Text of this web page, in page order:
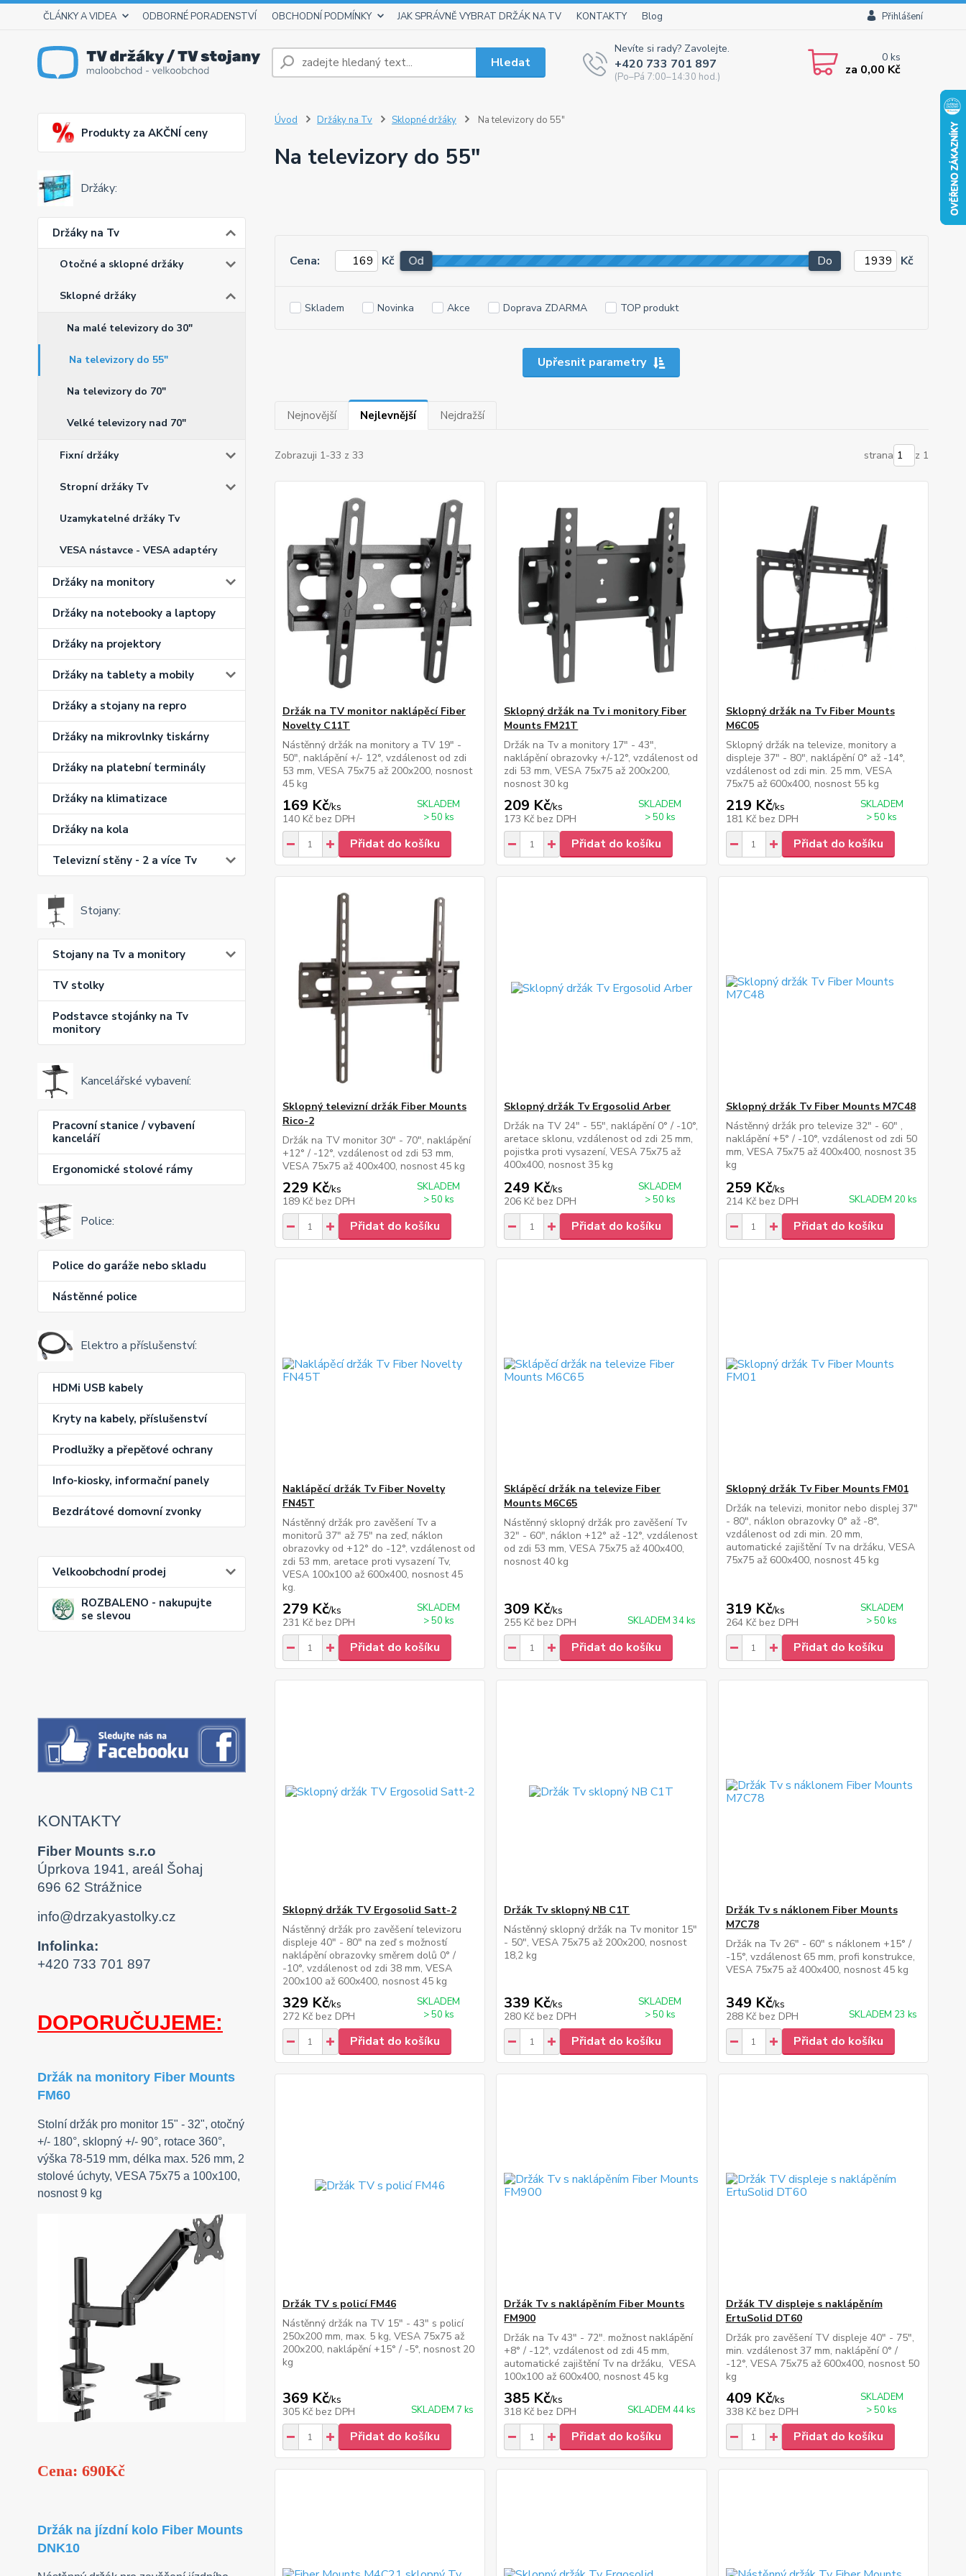
ČLÁNKY A VIDEA ODBORNÉ PORADENSTVÍ OBCHODNÍ PODMÍNKY JAK SPRÁVNĚ VYBRAT DRŽÁK NA TV KONTAKTY Blog Přihlášení
Hledat
Nevíte si rady? Zavolejte.
+420 733 701 897
(Po–Pá 7:00–14:30 hod.)
0ks
za 0,00 Kč
Produkty za AKČNÍ ceny
Držáky:
Držáky na Tv
Otočné a sklopné držáky
Sklopné držáky
Na malé televizory do 30"
Na televizory do 55"
Na televizory do 70"
Velké televizory nad 70"
Fixní držáky
Stropní držáky Tv
Uzamykatelné držáky Tv
VESA nástavce - VESA adaptéry
Držáky na monitory
Držáky na notebooky a laptopy
Držáky na projektory
Držáky na tablety a mobily
Držáky a stojany na repro
Držáky na mikrovlnky tiskárny
Držáky na platební terminály
Držáky na klimatizace
Držáky na kola
Televizní stěny - 2 a více Tv
Stojany:
Stojany na Tv a monitory
TV stolky
Podstavce stojánky na Tv
monitory
Kancelářské vybavení:
Pracovní stanice / vybavení
kanceláří
Ergonomické stolové rámy
Police:
Police do garáže nebo skladu
Nástěnné police
Elektro a příslušenství:
HDMi USB kabely
Kryty na kabely, příslušenství
Prodlužky a přepěťové ochrany
Info-kiosky, informační panely
Bezdrátové domovní zvonky
Velkoobchodní prodej
ROZBALENO - nakupujte
se slevou
KONTAKTY
Fiber Mounts s.r.o
Úprkova 1941, areál Šohaj
696 62 Strážnice
info@drzakyastolky.cz
Infolinka:
+420 733 701 897
DOPORUČUJEME:
Držák na monitory Fiber Mounts
FM60
Stolní držák pro monitor 15" - 32", otočný
+/- 180°, sklopný +/- 90°, rotace 360°,
výška 78-519 mm, délka max. 526 mm, 2
stolové úchyty, VESA 75x75 a 100x100,
nosnost 9 kg
Cena: 690Kč
Držák na jízdní kolo Fiber Mounts
DNK10
Úvod Držáky na Tv Sklopné držáky Na televizory do 55"
Na televizory do 55"
Upřesnit parametry
Cena: Kč Od Do Kč
Skladem Novinka Akce Doprava ZDARMA TOP produkt
Nejnovější Nejlevnější Nejdražší
Zobrazuji 1-33 z 33 strana z 1
Držák na TV monitor naklápěcí Fiber
Novelty C11T
Nástěnný držák na monitory a TV 19" -
50", naklápění +/- 12°, vzdálenost od zdi
53 mm, VESA 75x75 až 200x200, nosnost
45 kg
169 Kč/ks
140 Kč bez DPH
SKLADEM
> 50 ks
Přidat do košíku
Sklopný držák na Tv i monitory Fiber
Mounts FM21T
Držák na Tv a monitory 17" - 43",
naklápění obrazovky +/-12°, vzdálenost od
zdi 53 mm, VESA 75x75 až 200x200,
nosnost 30 kg
209 Kč/ks
173 Kč bez DPH
SKLADEM
> 50 ks
Přidat do košíku
Sklopný držák na Tv Fiber Mounts
M6C05
Sklopný držák na televize, monitory a
displeje 37" - 80", naklápění 0° až -14°,
vzdálenost od zdi min. 25 mm, VESA
75x75 až 600x400, nosnost 55 kg
219 Kč/ks
181 Kč bez DPH
SKLADEM
> 50 ks
Přidat do košíku
Sklopný televizní držák Fiber Mounts
Rico-2
Držák na TV monitor 30" - 70", naklápění
+12° / -12°, vzdálenost od zdi 53 mm,
VESA 75x75 až 400x400, nosnost 45 kg
229 Kč/ks
189 Kč bez DPH
SKLADEM
> 50 ks
Přidat do košíku
Sklopný držák Tv Ergosolid Arber
Držák na TV 24" - 55", naklápění 0° / -10°,
aretace sklonu, vzdálenost od zdi 25 mm,
pojistka proti vysazení, VESA 75x75 až
400x400, nosnost 35 kg
249 Kč/ks
206 Kč bez DPH
SKLADEM
> 50 ks
Přidat do košíku
Sklopný držák Tv Fiber Mounts M7C48
Nástěnný držák pro televize 32" - 60" ,
naklápění +5° / -10°, vzdálenost od zdi 50
mm, VESA 75x75 až 400x400, nosnost 35
kg
259 Kč/ks
214 Kč bez DPH SKLADEM 20 ks
Přidat do košíku
Naklápěcí držák Tv Fiber Novelty
FN45T
Nástěnný držák pro zavěšení Tv a
monitorů 37" až 75" na zeď, náklon
obrazovky od +12° do -12°, vzdálenost od
zdi 53 mm, aretace proti vysazení Tv,
VESA 100x100 až 600x400, nosnost 45
kg.
279 Kč/ks
231 Kč bez DPH
SKLADEM
> 50 ks
Přidat do košíku
Sklápěcí držák na televize Fiber
Mounts M6C65
Nástěnný sklopný držák pro zavěšení Tv
32" - 60", náklon +12° až -12°, vzdálenost
od zdi 53 mm, VESA 75x75 až 400x400,
nosnost 40 kg
309 Kč/ks
255 Kč bez DPH SKLADEM 34 ks
Přidat do košíku
Sklopný držák Tv Fiber Mounts FM01
Držák na televizi, monitor nebo displej 37"
- 80", náklon obrazovky 0° až -8°,
vzdálenost od zdi min. 20 mm,
automatické zajištění Tv na držáku, VESA
75x75 až 600x400, nosnost 45 kg
319 Kč/ks
264 Kč bez DPH
SKLADEM
> 50 ks
Přidat do košíku
Sklopný držák TV Ergosolid Satt-2
Nástěnný držák pro zavěšení televizoru
displeje 40" - 80" na zeď s možností
naklápění obrazovky směrem dolů 0° /
-10°, vzdálenost od zdi 38 mm, VESA
200x100 až 600x400, nosnost 45 kg
329 Kč/ks
272 Kč bez DPH
SKLADEM
> 50 ks
Přidat do košíku
Držák Tv sklopný NB C1T
Nástěnný sklopný držák na Tv monitor 15"
- 50", VESA 75x75 až 200x200, nosnost
18,2 kg
339 Kč/ks
280 Kč bez DPH
SKLADEM
> 50 ks
Přidat do košíku
Držák Tv s náklonem Fiber Mounts
M7C78
Držák na Tv 26" - 60" s náklonem +15° /
-15°, vzdálenost 65 mm, profi konstrukce,
VESA 75x75 až 400x400, nosnost 45 kg
349 Kč/ks
288 Kč bez DPH SKLADEM 23 ks
Přidat do košíku
Držák TV s policí FM46
Nástěnný držák na TV 15" - 43" s policí
250x200 mm, max. 5 kg, VESA 75x75 až
200x200, naklápění +15° / -5°, nosnost 20
kg
369 Kč/ks
305 Kč bez DPH SKLADEM 7 ks
Přidat do košíku
Držák Tv s naklápěním Fiber Mounts
FM900
Držák na Tv 43" - 72". možnost naklápění
+8° / -12°, vzdálenost od zdi 45 mm,
automatické zajištění Tv na držáku, VESA
100x100 až 600x400, nosnost 45 kg
385 Kč/ks
318 Kč bez DPH SKLADEM 44 ks
Přidat do košíku
Držák TV displeje s naklápěním
ErtuSolid DT60
Držák pro zavěšení TV displeje 40" - 75",
min. vzdálenost 37 mm, naklápění 0° /
-12°, VESA 75x75 až 600x400, nosnost 50
kg
409 Kč/ks
338 Kč bez DPH
SKLADEM
> 50 ks
Přidat do košíku